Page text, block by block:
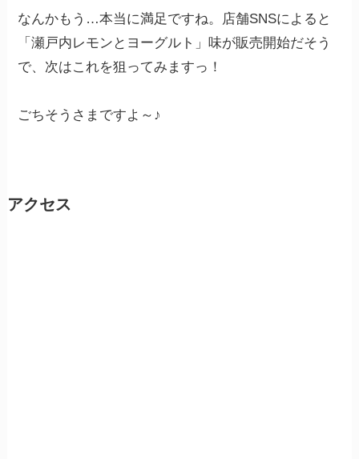
なんかもう…本当に満足ですね。店舗SNSによると
「瀬戸内レモンとヨーグルト」味が販売開始だそう
で、次はこれを狙ってみますっ！
ごちそうさまですよ～♪
アクセス